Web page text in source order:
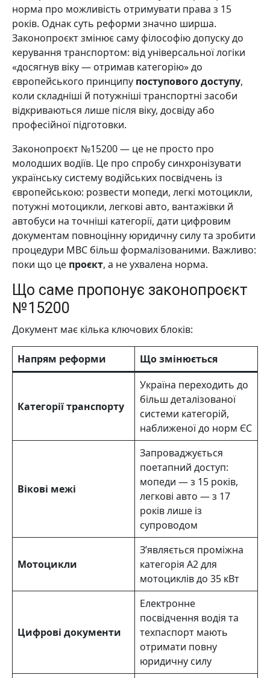
норма про можливість отримувати права з 15
років. Однак суть реформи значно ширша.
Законопроєкт змінює саму філософію допуску до
керування транспортом: від універсальної логіки
«досягнув віку — отримав категорію» до
європейського принципу поступового доступу,
коли складніші й потужніші транспортні засоби
відкриваються лише після віку, досвіду або
професійної підготовки.
Законопроєкт №15200 — це не просто про
молодших водіїв. Це про спробу синхронізувати
українську систему водійських посвідчень із
європейською: розвести мопеди, легкі мотоцикли,
потужні мотоцикли, легкові авто, вантажівки й
автобуси на точніші категорії, дати цифровим
документам повноцінну юридичну силу та зробити
процедури МВС більш формалізованими. Важливо:
поки що це проєкт, а не ухвалена норма.
Що саме пропонує законопроєкт
№15200
Документ має кілька ключових блоків:
Напрям реформи Що змінюється
Категорії транспорту
Україна переходить до
більш деталізованої
системи категорій,
наближеної до норм ЄС
Вікові межі
Запроваджується
поетапний доступ:
мопеди — з 15 років,
легкові авто — з 17
років лише із
супроводом
Мотоцикли
З’являється проміжна
категорія А2 для
мотоциклів до 35 кВт
Цифрові документи
Електронне
посвідчення водія та
техпаспорт мають
отримати повну
юридичну силу